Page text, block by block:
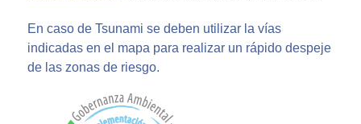
En caso de Tsunami se deben utilizar la vías
indicadas en el mapa para realizar un rápido despeje
de las zonas de riesgo.